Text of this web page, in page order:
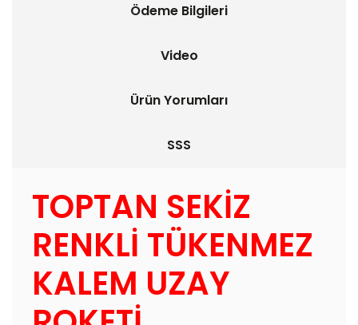
Ödeme Bilgileri
Video
Ürün Yorumları
SSS
TOPTAN SEKİZ
RENKLİ TÜKENMEZ
KALEM UZAY